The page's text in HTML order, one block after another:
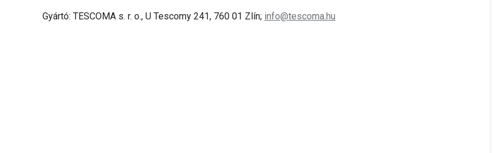
Gyártó: TESCOMA s. r. o., U Tescomy 241, 760 01 Zlín; info@tescoma.hu